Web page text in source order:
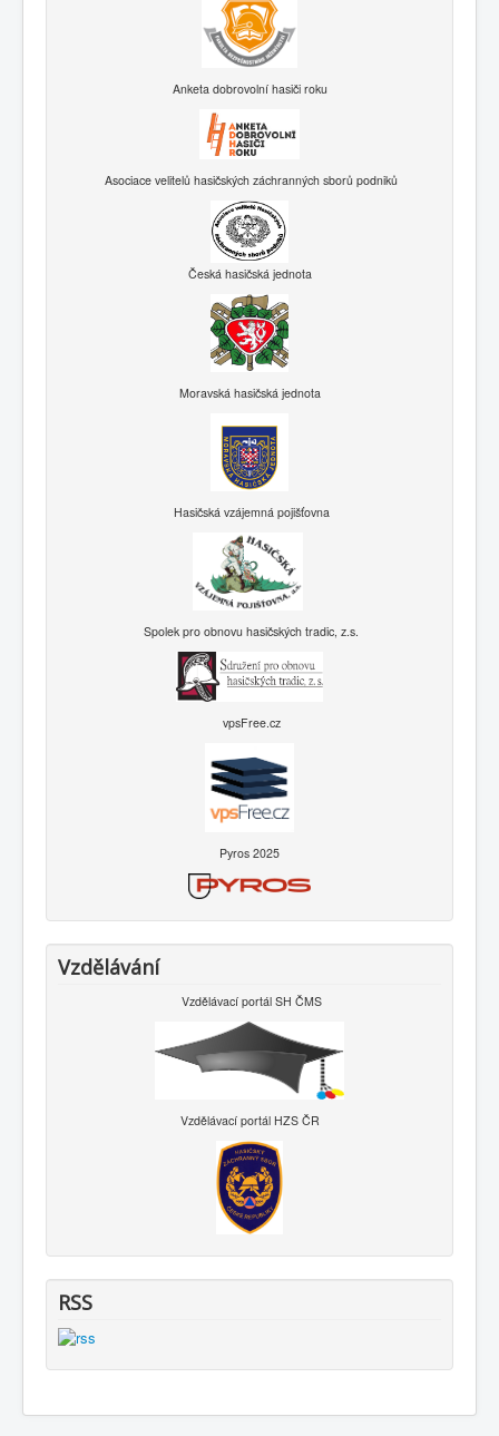
Anketa dobrovolní hasiči roku
Asociace velitelů hasičských záchranných sborů podniků
Česká hasičská jednota
Moravská hasičská jednota
Hasičská vzájemná pojišťovna
Spolek pro obnovu hasičských tradic, z.s.
vpsFree.cz
Pyros 2025
Vzdělávání
Vzdělávací portál SH ČMS
Vzdělávací portál HZS ČR
RSS